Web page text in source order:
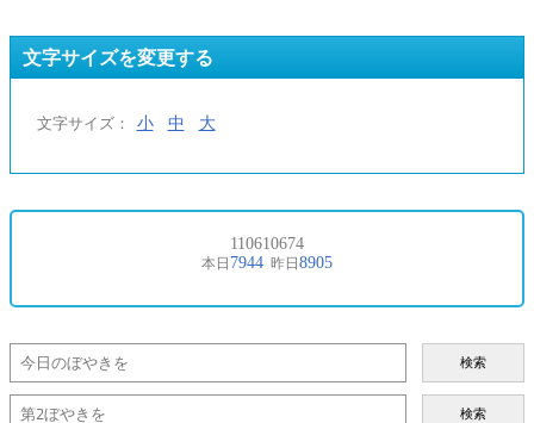
文字サイズを変更する
文字サイズ： 小 中 大
検索
検索